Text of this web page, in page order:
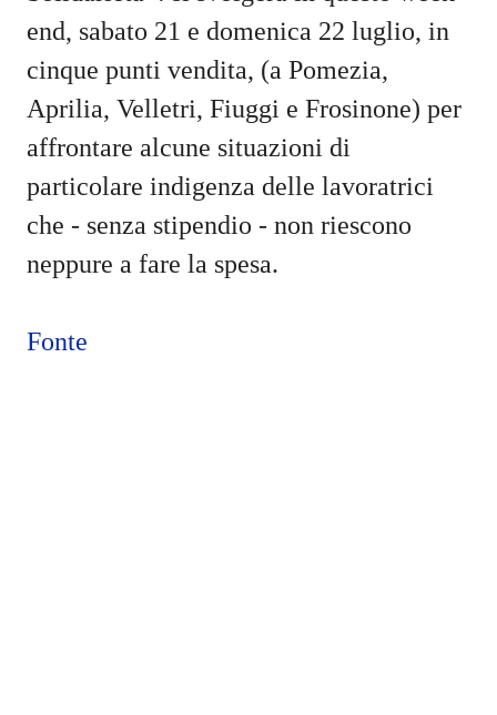
end, sabato 21 e domenica 22 luglio, in
cinque punti vendita, (a Pomezia,
Aprilia, Velletri, Fiuggi e Frosinone) per
affrontare alcune situazioni di
particolare indigenza delle lavoratrici
che - senza stipendio - non riescono
neppure a fare la spesa.
Fonte